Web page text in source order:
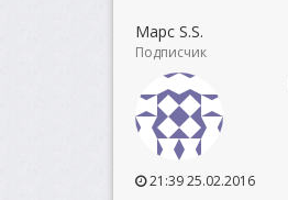
Марс S.S.
Подписчик
21:39 25.02.2016